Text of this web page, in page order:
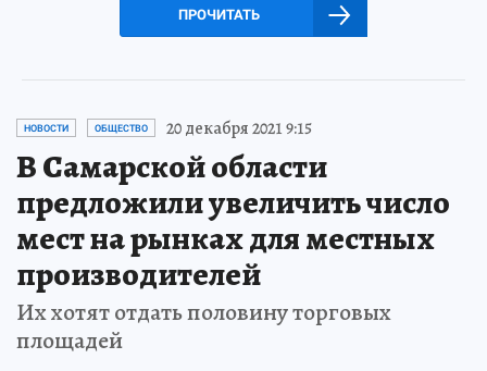
ПРОЧИТАТЬ
НОВОСТИ ОБЩЕСТВО 20 декабря 2021 9:15
В Самарской области
предложили увеличить число
мест на рынках для местных
производителей
Их хотят отдать половину торговых
площадей